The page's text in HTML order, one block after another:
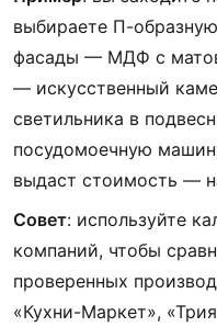
выбираете П-
фасады — МДФ с
— искусственный
светильника в
посудомоечную
выдаст стоимость —
Совет: используйте
компаний, чтобы
проверенных
«Кухни-Маркет»,